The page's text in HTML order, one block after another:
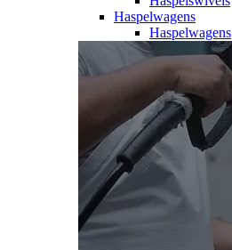
Haspelwagens
Haspelwagens